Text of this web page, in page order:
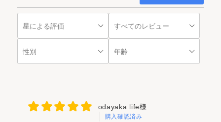
odayaka life様
購入確認済み